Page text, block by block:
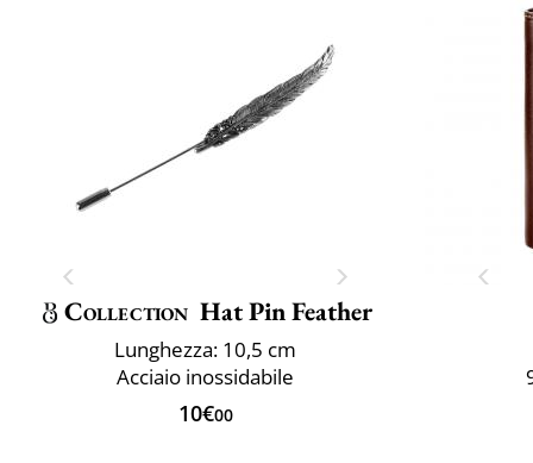
Collection Hat Pin Feather
Lunghezza: 10,5 cm
Acciaio inossidabile
10€00